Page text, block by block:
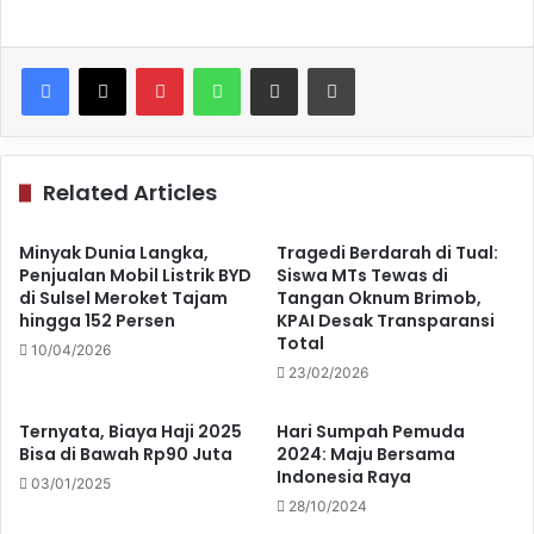
PinterestWhatsAppShare via Email Print
Related Articles
Minyak Dunia Langka,
Penjualan Mobil Listrik BYD
di Sulsel Meroket Tajam
hingga 152 Persen
10/04/2026
Tragedi Berdarah di Tual:
Siswa MTs Tewas di
Tangan Oknum Brimob,
KPAI Desak Transparansi
Total
23/02/2026
Ternyata, Biaya Haji 2025
Bisa di Bawah Rp90 Juta
03/01/2025
Hari Sumpah Pemuda
2024: Maju Bersama
Indonesia Raya
28/10/2024